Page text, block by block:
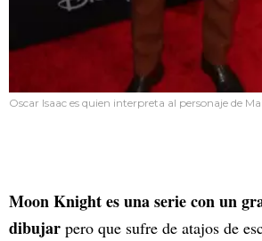
Oscar Isaac es quien interpreta al personaje de
Moon Knight es una serie con un
dibujar pero que sufre de atajos de